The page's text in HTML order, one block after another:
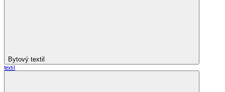
Bytový textil
textil